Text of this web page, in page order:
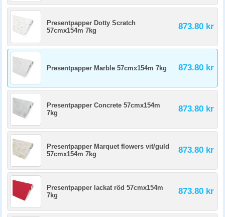
Presentpapper Dotty Scratch
57cmx154m 7kg
873.80 kr
Presentpapper Marble 57cmx154m 7kg 873.80 kr
Presentpapper Concrete 57cmx154m
7kg
873.80 kr
Presentpapper Marquet flowers vit/guld
57cmx154m 7kg
873.80 kr
Presentpapper lackat röd 57cmx154m
7kg
873.80 kr